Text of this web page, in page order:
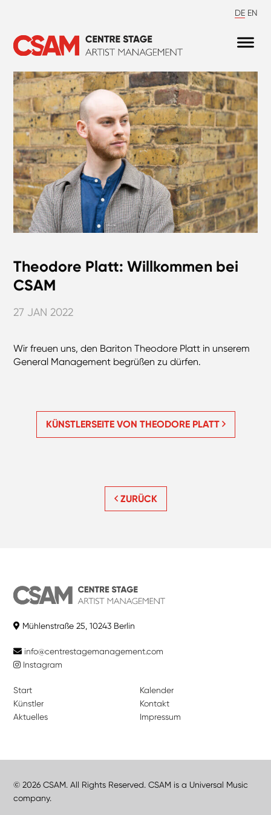
DE EN
Theodore Platt: Willkommen bei
CSAM
27 JAN 2022
Wir freuen uns, den Bariton Theodore Platt in unserem
General Management begrüßen zu dürfen.
KÜNSTLERSEITE VON THEODORE PLATT
ZURÜCK
Mühlenstraße 25, 10243 Berlin
info@centrestagemanagement.com
Instagram
Start
Künstler
Aktuelles
Kalender
Kontakt
Impressum
© 2026 CSAM. All Rights Reserved. CSAM is a Universal Music
company.